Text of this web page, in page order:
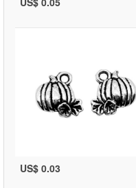
US$ 0.03